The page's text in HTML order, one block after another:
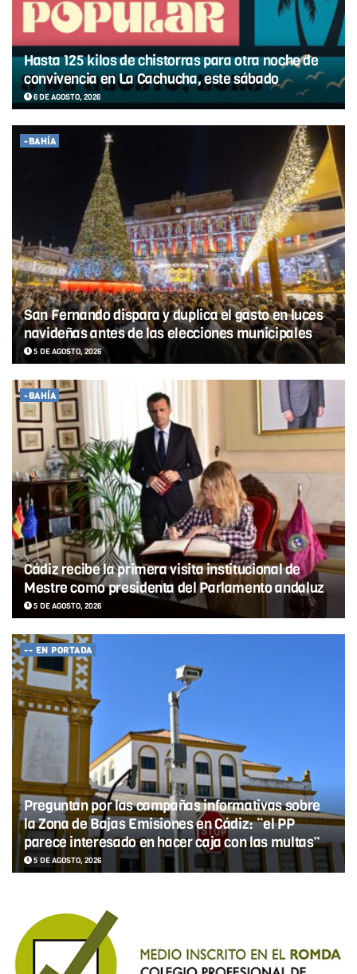
Hasta 125 kilos de chistorras para otra noche de
convivencia en La Cachucha, este sábado
6 DE AGOSTO, 2026
-BAHÍA
San Fernando dispara y duplica el gasto en luces
navideñas antes de las elecciones municipales
5 DE AGOSTO, 2026
-BAHÍA
Cádiz recibe la primera visita institucional de
Mestre como presidenta del Parlamento andaluz
5 DE AGOSTO, 2026
-- EN PORTADA
Preguntan por las campañas informativas sobre
la Zona de Bajas Emisiones en Cádiz: “el PP
parece interesado en hacer caja con las multas”
5 DE AGOSTO, 2026